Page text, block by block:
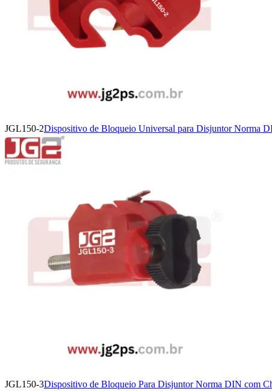
JGL150-2Dispositivo de Bloqueio Universal para Disjuntor Norma
JGL150-3Dispositivo de Bloqueio Para Disjuntor Norma DIN com